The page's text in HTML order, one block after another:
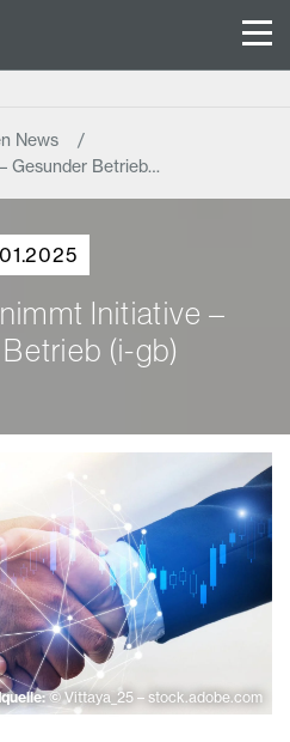
News
Gesunder Betrieb…
Initiative –
(i-gb)
© Vittaya_25 – stock.adobe.com